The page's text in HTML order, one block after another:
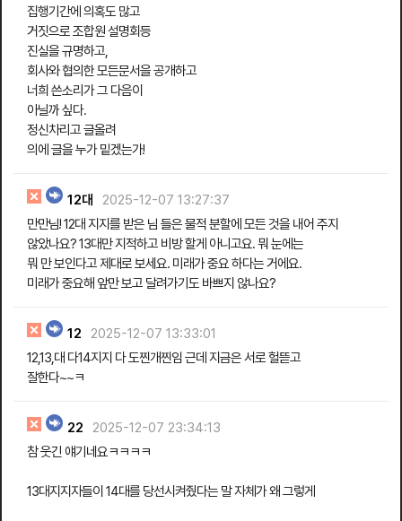
집행기간에 의혹도 많고
거짓으로 조합원 설명회등
진실을 규명하고,
회사와 협의한 모든문서을 공개하고
너희 쓴소리가 그 다음이
아닐까 싶다.
정신차리고 글올려
의에 글을 누가 밑겠는가!
12대
2025-12-07 13:27:37
만만님! 12대 지지를 받은 님 들은 물적 분할에 모든 것을 내어 주지
않았나요? 13대만 지적하고 비방 할게 아니고요. 뭐 눈에는
뭐 만 보인다고 제대로 보세요. 미래가 중요 하다는 거에요.
미래가 중요해 앞만 보고 달려가기도 바쁘지 않나요?
12
2025-12-07 13:33:01
12,13,대 다14지지 다 도찐개찐임 근데 지금은 서로 헐뜯고
잘한다~~ㅋ
22
2025-12-07 23:34:13
참 웃긴 얘기네요ㅋㅋㅋㅋ
13대지지자들이 14대를 당선시켜줬다는 말 자체가 왜 그렇게